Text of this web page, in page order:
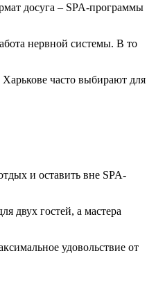
досуга – SPA-программы
нервной системы. В то
часто выбирают для
и оставить вне SPA-
двух гостей, а мастера
удовольствие от